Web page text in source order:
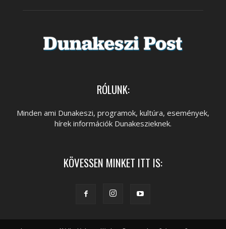
RÓLUNK:
Minden ami Dunakeszi, programok, kultúra, események,
hírek információk Dunakeszieknek.
KÖVESSEN MINKET ITT IS: